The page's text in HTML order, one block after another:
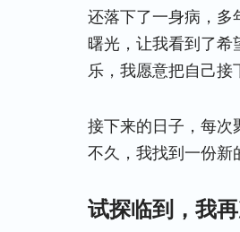
还落下了一身病，多
曙光，让我看到了希
乐，我愿意把自己接
接下来的日子，每次
不久，我找到一份新
试探临到，我